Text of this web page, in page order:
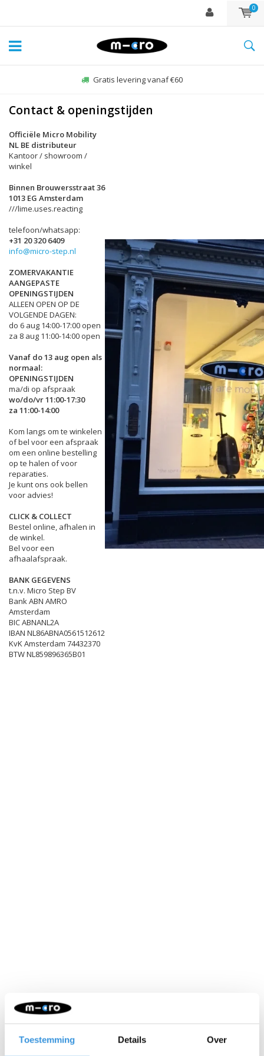
Toestemming Details Over
0
Gratis levering vanaf €60
Contact & openingstijden
Officiële Micro Mobility
NL BE distributeur
Kantoor / showroom /
winkel
Binnen Brouwersstraat 36
1013 EG Amsterdam
///lime.uses.reacting
telefoon/whatsapp:
+31 20 320 6409
info@micro-step.nl
ZOMERVAKANTIE
AANGEPASTE
OPENINGSTIJDEN
ALLEEN OPEN OP DE
VOLGENDE DAGEN:
do 6 aug 14:00-17:00 open
za 8 aug 11:00-14:00 open
Vanaf do 13 aug open als
normaal:
OPENINGSTIJDEN
ma/di op afspraak
wo/do/vr 11:00-17:30
za 11:00-14:00
Kom langs om te winkelen
of bel voor een afspraak
om een online bestelling
op te halen of voor
reparaties.
Je kunt ons ook bellen
voor advies!
CLICK & COLLECT
Bestel online, afhalen in
de winkel.
Bel voor een
afhaalafspraak.
BANK GEGEVENS
t.n.v. Micro Step BV
Bank ABN AMRO
Amsterdam
BIC ABNANL2A
IBAN NL86ABNA0561512612
KvK Amsterdam 74432370
BTW NL859896365B01
Neem contact op
Naam: